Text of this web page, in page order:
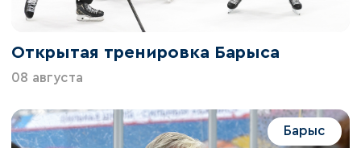
Открытая тренировка Барыса
08 августа
Барыс